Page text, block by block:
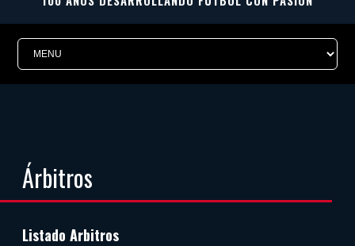
Árbitros
Listado Arbitros